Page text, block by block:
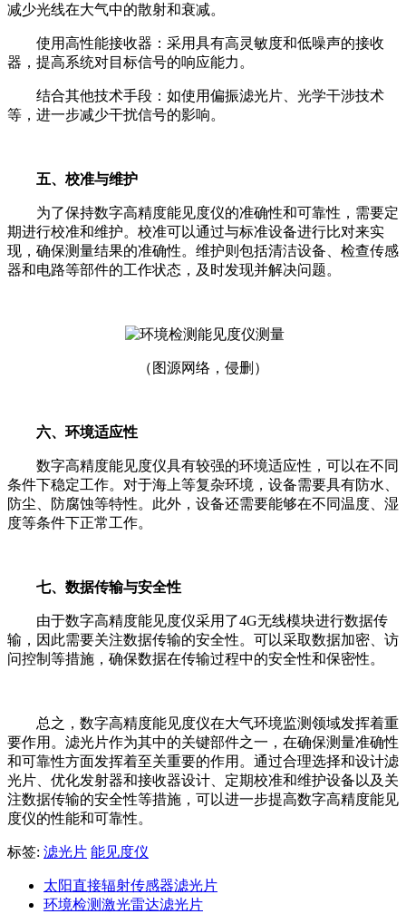
减少光线在大气中的散射和衰减。
使用高性能接收器：采用具有高灵敏度和低噪声的接收
器，提高系统对目标信号的响应能力。
结合其他技术手段：如使用偏振滤光片、光学干涉技术
等，进一步减少干扰信号的影响。
五、校准与维护
为了保持数字高精度能见度仪的准确性和可靠性，需要定
期进行校准和维护。校准可以通过与标准设备进行比对来实
现，确保测量结果的准确性。维护则包括清洁设备、检查传感
器和电路等部件的工作状态，及时发现并解决问题。
（图源网络，侵删）
六、环境适应性
数字高精度能见度仪具有较强的环境适应性，可以在不同
条件下稳定工作。对于海上等复杂环境，设备需要具有防水、
防尘、防腐蚀等特性。此外，设备还需要能够在不同温度、湿
度等条件下正常工作。
七、数据传输与安全性
由于数字高精度能见度仪采用了4G无线模块进行数据传
输，因此需要关注数据传输的安全性。可以采取数据加密、访
问控制等措施，确保数据在传输过程中的安全性和保密性。
总之，数字高精度能见度仪在大气环境监测领域发挥着重
要作用。滤光片作为其中的关键部件之一，在确保测量准确性
和可靠性方面发挥着至关重要的作用。通过合理选择和设计滤
光片、优化发射器和接收器设计、定期校准和维护设备以及关
注数据传输的安全性等措施，可以进一步提高数字高精度能见
度仪的性能和可靠性。
标签: 滤光片 能见度仪
太阳直接辐射传感器滤光片
环境检测激光雷达滤光片